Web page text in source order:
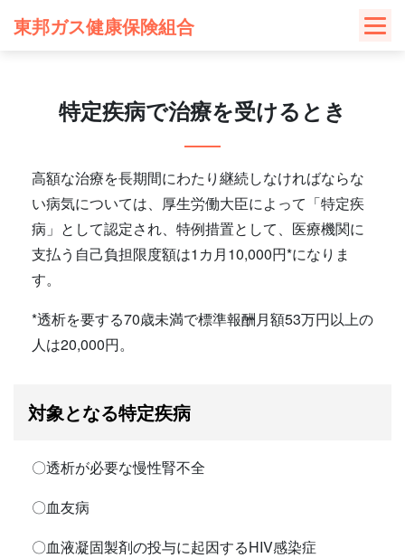
東邦ガス健康保険組合
特定疾病で治療を受けるとき
高額な治療を長期間にわたり継続しなければならな
い病気については、厚生労働大臣によって「特定疾
病」として認定され、特例措置として、医療機関に
支払う自己負担限度額は1カ月10,000円*になりま
す。
*透析を要する70歳未満で標準報酬月額53万円以上の
人は20,000円。
対象となる特定疾病
〇透析が必要な慢性腎不全
〇血友病
〇血液凝固製剤の投与に起因するHIV感染症